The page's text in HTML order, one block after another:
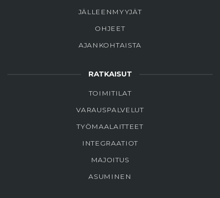
JÄLLEENMYYJÄT
OHJEET
AJANKOHTAISTA
RATKAISUT
TOIMITILAT
VARAUSPALVELUT
TYÖMAALAITTEET
INTEGRAATIOT
MAJOITUS
ASUMINEN